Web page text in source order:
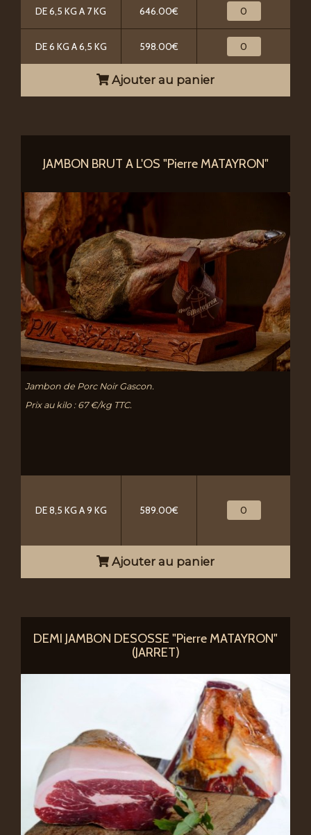
DE 6,5 KG A 7 KG 646.00€
DE 6 KG A 6,5 KG 598.00€
Ajouter au panier
JAMBON BRUT A L'OS "Pierre MATAYRON"
Jambon de Porc Noir Gascon.
Prix au kilo : 67 €/kg TTC.
DE 8,5 KG A 9 KG 589.00€
Ajouter au panier
DEMI JAMBON DESOSSE "Pierre MATAYRON"
(JARRET)